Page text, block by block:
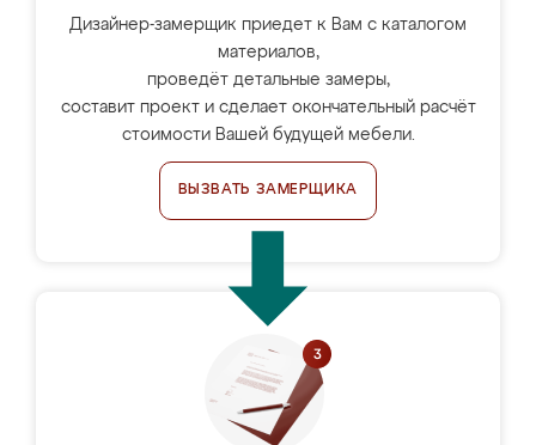
Дизайнер-замерщик приедет к Вам с каталогом
материалов,
проведёт детальные замеры,
составит проект и сделает окончательный расчёт
стоимости Вашей будущей мебели.
ВЫЗВАТЬ ЗАМЕРЩИКА